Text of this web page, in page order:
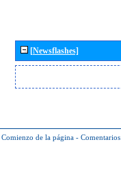
[Newsflashes]
Comienzo de la página - Comentarios